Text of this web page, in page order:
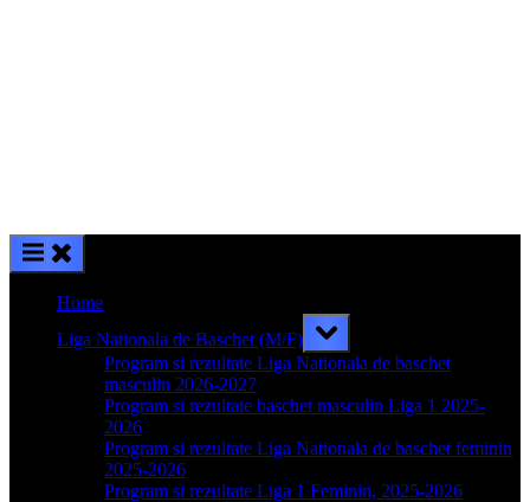
Home
Liga Nationala de Baschet (M/F)
Toggle
sub-
menu
Program si rezultate Liga Nationala de baschet
masculin 2026-2027
Program si rezultate baschet masculin Liga 1 2025-
2026
Program si rezultate Liga Nationala de baschet feminin
2025-2026
Program si rezultate Liga 1 Feminin, 2025-2026